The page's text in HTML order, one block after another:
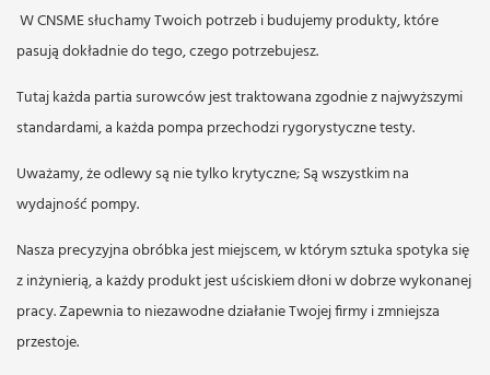
W CNSME słuchamy Twoich potrzeb i budujemy produkty, które
pasują dokładnie do tego, czego potrzebujesz.
Tutaj każda partia surowców jest traktowana zgodnie z najwyższymi
standardami, a każda pompa przechodzi rygorystyczne testy.
Uważamy, że odlewy są nie tylko krytyczne; Są wszystkim na
wydajność pompy.
Nasza precyzyjna obróbka jest miejscem, w którym sztuka spotyka się
z inżynierią, a każdy produkt jest uściskiem dłoni w dobrze wykonanej
pracy. Zapewnia to niezawodne działanie Twojej firmy i zmniejsza
przestoje.